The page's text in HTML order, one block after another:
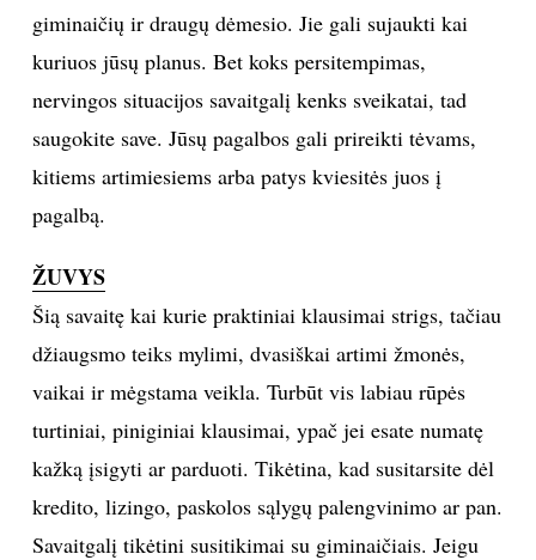
giminaičių ir draugų dėmesio. Jie gali sujaukti kai
kuriuos jūsų planus. Bet koks persitempimas,
nervingos situacijos savaitgalį kenks sveikatai, tad
saugokite save. Jūsų pagalbos gali prireikti tėvams,
kitiems artimiesiems arba patys kviesitės juos į
pagalbą.
ŽUVYS
Šią savaitę kai kurie praktiniai klausimai strigs, tačiau
džiaugsmo teiks mylimi, dvasiškai artimi žmonės,
vaikai ir mėgstama veikla. Turbūt vis labiau rūpės
turtiniai, piniginiai klausimai, ypač jei esate numatę
kažką įsigyti ar parduoti. Tikėtina, kad susitarsite dėl
kredito, lizingo, paskolos sąlygų palengvinimo ar pan.
Savaitgalį tikėtini susitikimai su giminaičiais. Jeigu